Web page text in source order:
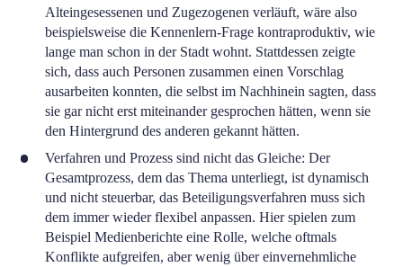
Alteingesessenen und Zugezogenen verläuft, wäre also
beispielsweise die Kennenlern-Frage kontraproduktiv, wie
lange man schon in der Stadt wohnt. Stattdessen zeigte
sich, dass auch Personen zusammen einen Vorschlag
ausarbeiten konnten, die selbst im Nachhinein sagten, dass
sie gar nicht erst miteinander gesprochen hätten, wenn sie
den Hintergrund des anderen gekannt hätten.
Verfahren und Prozess sind nicht das Gleiche: Der
Gesamtprozess, dem das Thema unterliegt, ist dynamisch
und nicht steuerbar, das Beteiligungsverfahren muss sich
dem immer wieder flexibel anpassen. Hier spielen zum
Beispiel Medienberichte eine Rolle, welche oftmals
Konflikte aufgreifen, aber wenig über einvernehmliche